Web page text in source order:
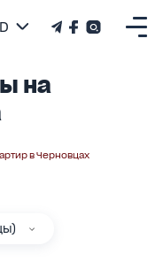
на
в Черновцах